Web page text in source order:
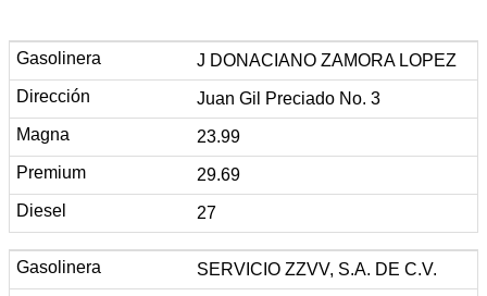
J DONACIANO ZAMORA LOPEZ
Juan Gil Preciado No. 3
23.99
29.69
27
SERVICIO ZZVV, S.A. DE C.V.